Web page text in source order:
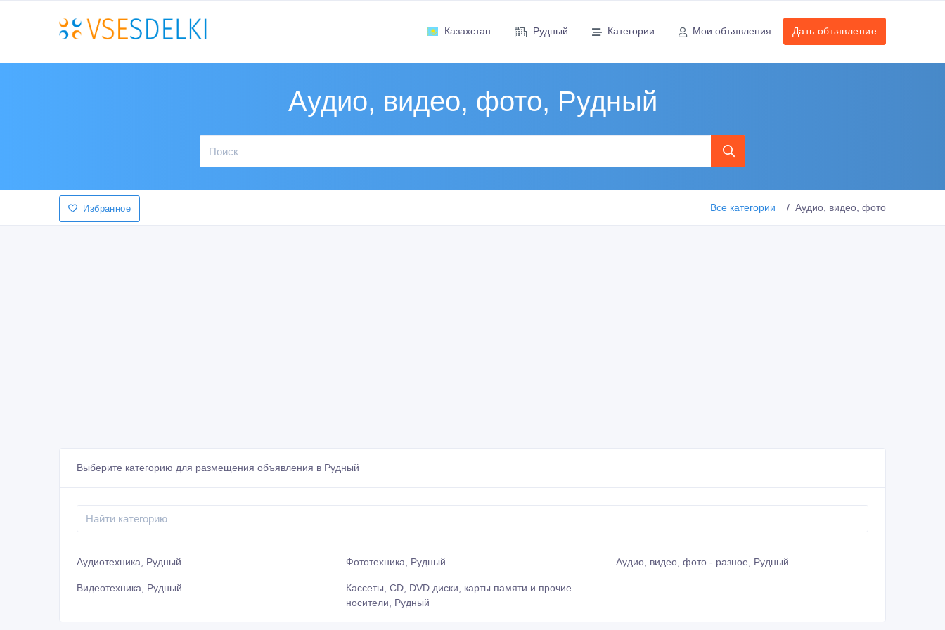
Казахстан Рудный Категории Мои объявления Дать объявление
Аудио, видео, фото, Рудный
Избранное Все категории Аудио, видео, фото
Выберите категорию для размещения объявления в Рудный
Аудиотехника, Рудный
Видеотехника, Рудный
Фототехника, Рудный
Кассеты, CD, DVD диски, карты памяти и прочие
носители, Рудный
Аудио, видео, фото - разное, Рудный